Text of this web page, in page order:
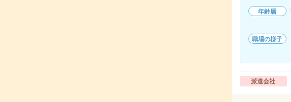
年齢層
職場の様子
派遣会社